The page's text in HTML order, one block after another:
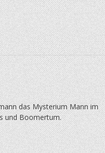
das Mysterium Mann im
und Boomertum.